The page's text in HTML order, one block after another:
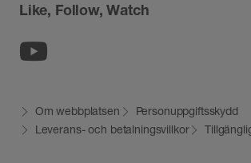
Like, Follow, Watch
Om webbplatsen
Personuppgiftsskydd
Leverans- och betalningsvillkor